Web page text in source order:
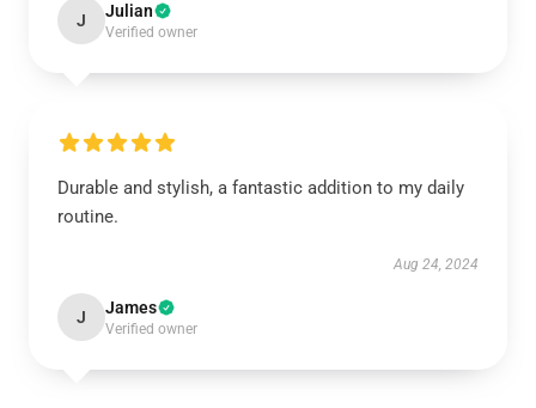
J Julian
Verified owner
Durable and stylish, a fantastic addition to my daily
routine.
Aug 24, 2024
J James
Verified owner